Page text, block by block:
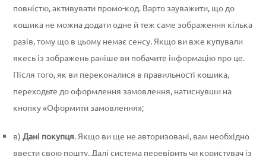
повністю, активувати промо-код. Варто зауважити, що до
кошика не можна додати одне й теж саме зображення кілька
разів, тому що в цьому немає сенсу. Якщо ви вже купували
якесь із зображень раніше ви побачите інформацію про це.
Після того, як ви переконалися в правильності кошика,
переходьте до оформлення замовлення, натиснувши на
кнопку «Оформити замовлення»;
в) Дані покупця. Якщо ви ще не авторизовані, вам необхідно
ввести свою пошту. Далі система перевірить чи користувач із